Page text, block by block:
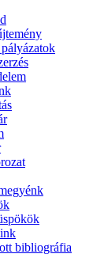
bibliográfia